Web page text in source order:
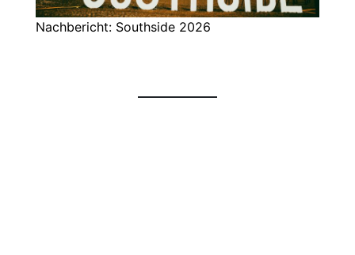
Nachbericht: Southside 2026